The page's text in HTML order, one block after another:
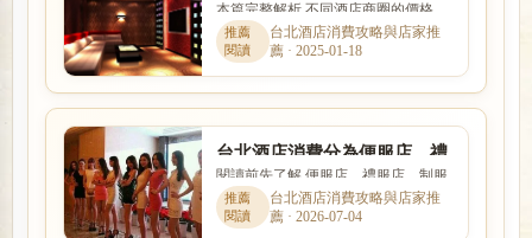
店、松江路禮服酒店消費
本篇完整解析 不同酒店商圈的價格、
客群、交通與店型定位都有差異。本
文以「威士登酒店、民亨、...
台北酒店消費攻略與店家推
薦 · 2025-01-18
台北酒店消費分為便服店、禮
服店、制服店3大類
閱讀前先了解 便服店、禮服店、制服
店與日式酒吧的消費方式、工作內容
與客群定位都不相同。本文...
台北酒店消費攻略與店家推
薦 · 2026-07-04